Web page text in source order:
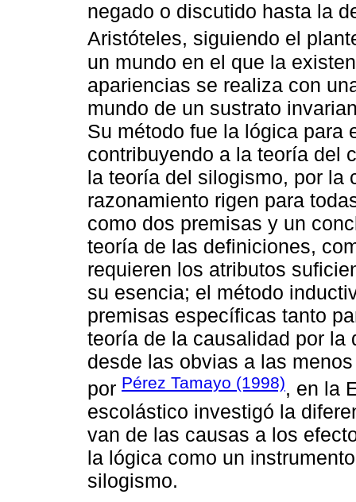
negado o discutido hasta la
Aristóteles, siguiendo el
un mundo en el que la
apariencias se realiza con
mundo de un sustrato
Su método fue la lógica para
contribuyendo a la teoría del
la teoría del silogismo, por la
razonamiento rigen para
como dos premisas y un
teoría de las definiciones,
requieren los atributos
su esencia; el método
premisas específicas tanto
teoría de la causalidad por la
desde las obvias a las
por Pérez Tamayo (1998), en la
escolástico investigó la
van de las causas a los
la lógica como un
silogismo.